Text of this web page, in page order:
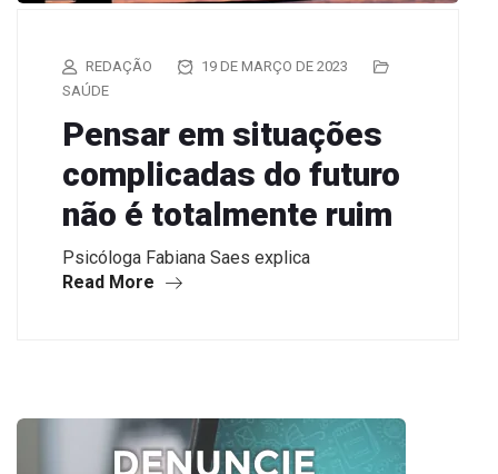
REDAÇÃO
19 DE MARÇO DE 2023
SAÚDE
Pensar em situações
complicadas do futuro
não é totalmente ruim
Psicóloga Fabiana Saes explica
Read More